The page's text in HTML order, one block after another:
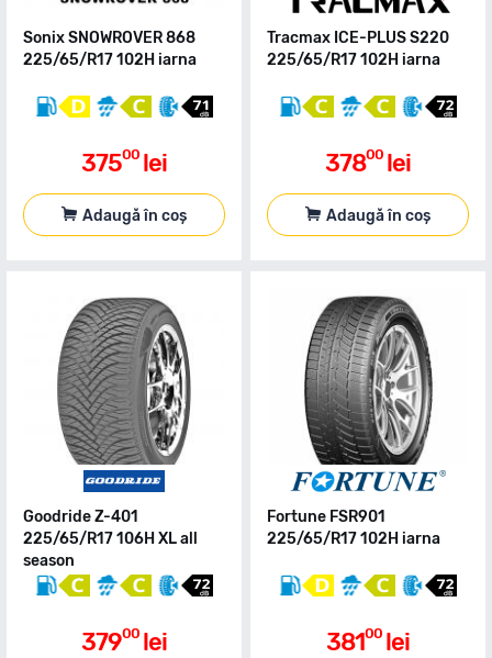
Sonix SNOWROVER 868
225/65/R17 102H iarna
37500 lei
Adaugă în coș
Tracmax ICE-PLUS S220
225/65/R17 102H iarna
37800 lei
Adaugă în coș
Goodride Z-401
225/65/R17 106H XL all
season
37900 lei
Fortune FSR901
225/65/R17 102H iarna
38100 lei